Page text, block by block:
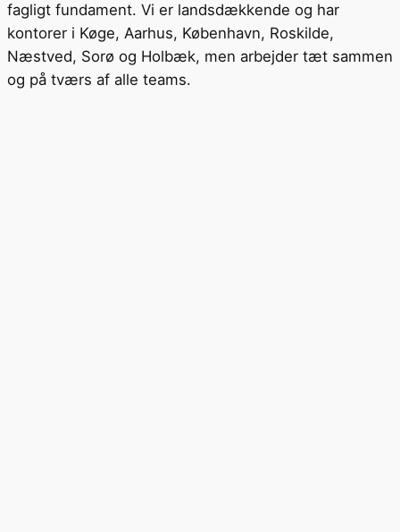
fagligt fundament. Vi er landsdækkende og har
kontorer i Køge, Aarhus, København, Roskilde,
Næstved, Sorø og Holbæk, men arbejder tæt sammen
og på tværs af alle teams.